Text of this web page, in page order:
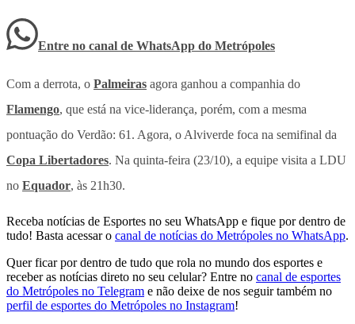
Entre no canal de WhatsApp do Metrópoles
Com a derrota, o Palmeiras agora ganhou a companhia do
Flamengo, que está na vice-liderança, porém, com a mesma
pontuação do Verdão: 61. Agora, o Alviverde foca na semifinal da
Copa Libertadores. Na quinta-feira (23/10), a equipe visita a LDU
no Equador, às 21h30.
Receba notícias de Esportes no seu WhatsApp e fique por dentro de
tudo! Basta acessar o canal de notícias do Metrópoles no WhatsApp.
Quer ficar por dentro de tudo que rola no mundo dos esportes e
receber as notícias direto no seu celular? Entre no canal de esportes
do Metrópoles no Telegram e não deixe de nos seguir também no
perfil de esportes do Metrópoles no Instagram!